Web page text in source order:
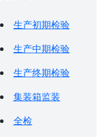
生产初期检验
生产中期检验
生产终期检验
集装箱监装
全检